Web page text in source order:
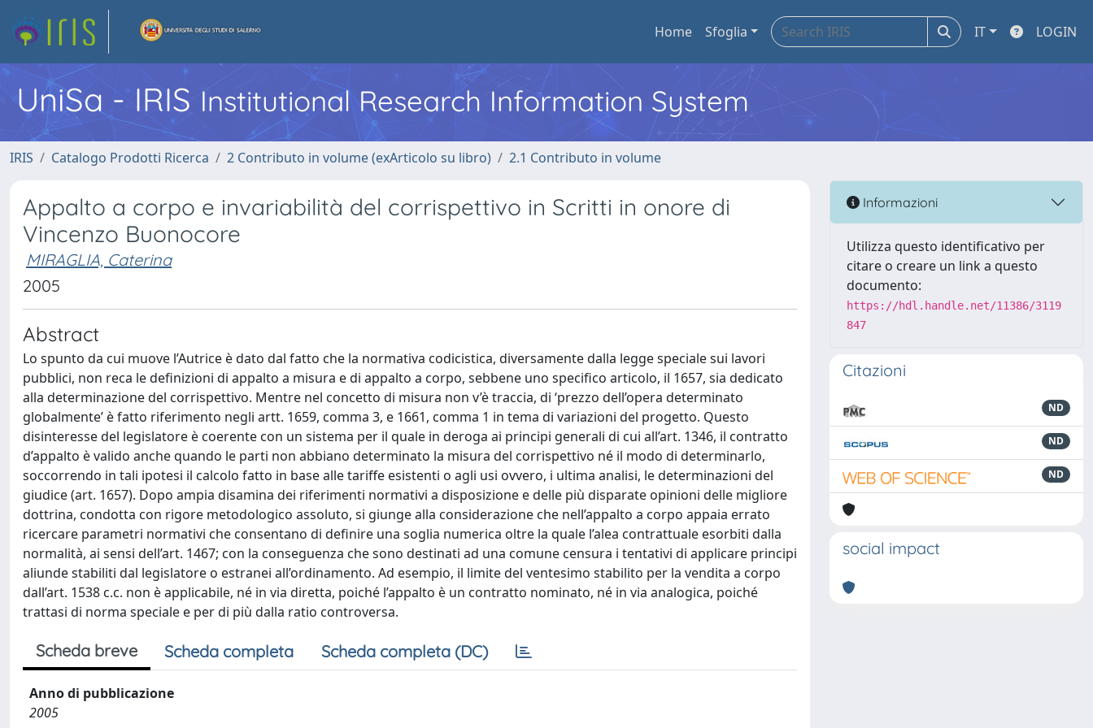
Home Sfoglia IT LOGIN
UniSa - IRIS Institutional Research Information System
IRIS Catalogo Prodotti Ricerca 2 Contributo in volume (exArticolo su libro) 2.1 Contributo in volume
Appalto a corpo e invariabilità del corrispettivo in Scritti in onore di
Vincenzo Buonocore
MIRAGLIA, Caterina
2005
Abstract
Lo spunto da cui muove l’Autrice è dato dal fatto che la normativa codicistica, diversamente dalla legge speciale sui lavori
pubblici, non reca le definizioni di appalto a misura e di appalto a corpo, sebbene uno specifico articolo, il 1657, sia dedicato
alla determinazione del corrispettivo. Mentre nel concetto di misura non v’è traccia, di ‘prezzo dell’opera determinato
globalmente’ è fatto riferimento negli artt. 1659, comma 3, e 1661, comma 1 in tema di variazioni del progetto. Questo
disinteresse del legislatore è coerente con un sistema per il quale in deroga ai principi generali di cui all’art. 1346, il contratto
d’appalto è valido anche quando le parti non abbiano determinato la misura del corrispettivo né il modo di determinarlo,
soccorrendo in tali ipotesi il calcolo fatto in base alle tariffe esistenti o agli usi ovvero, i ultima analisi, le determinazioni del
giudice (art. 1657). Dopo ampia disamina dei riferimenti normativi a disposizione e delle più disparate opinioni delle migliore
dottrina, condotta con rigore metodologico assoluto, si giunge alla considerazione che nell’appalto a corpo appaia errato
ricercare parametri normativi che consentano di definire una soglia numerica oltre la quale l’alea contrattuale esorbiti dalla
normalità, ai sensi dell’art. 1467; con la conseguenza che sono destinati ad una comune censura i tentativi di applicare principi
aliunde stabiliti dal legislatore o estranei all’ordinamento. Ad esempio, il limite del ventesimo stabilito per la vendita a corpo
dall’art. 1538 c.c. non è applicabile, né in via diretta, poiché l’appalto è un contratto nominato, né in via analogica, poiché
trattasi di norma speciale e per di più dalla ratio controversa.
Scheda breve Scheda completa Scheda completa (DC)
Anno di pubblicazione
2005
Informazioni
Utilizza questo identificativo per
citare o creare un link a questo
documento:
https://hdl.handle.net/11386/3119
847
Citazioni
ND
ND
ND
social impact